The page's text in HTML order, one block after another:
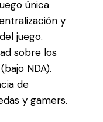
única
y
juego.
sobre los
NDA).
de
y gamers.